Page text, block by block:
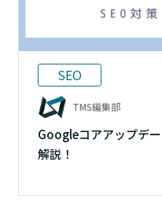
SEO
TMS編集部
Googleコアアップデ
解説！